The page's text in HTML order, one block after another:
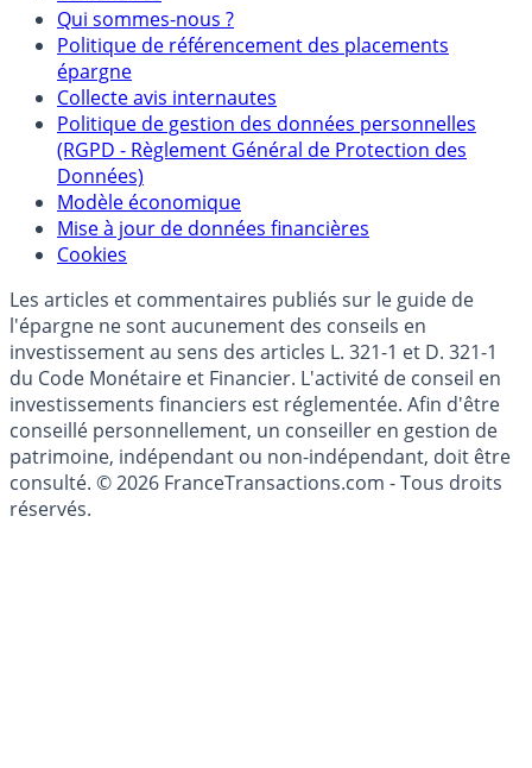
Mentions légales et Conditions d’utilisation
Partenaires
Qui sommes-nous ?
Politique de référencement des placements
épargne
Collecte avis internautes
Politique de gestion des données personnelles
(RGPD - Règlement Général de Protection des
Données)
Modèle économique
Cookies
Les articles et commentaires publiés sur le guide de
l'épargne ne sont aucunement des conseils en
investissement au sens des articles L. 321-1 et D. 321-1
du Code Monétaire et Financier. L'activité de conseil en
investissements financiers est réglementée. Afin d'être
conseillé personnellement, un conseiller en gestion de
patrimoine, indépendant ou non-indépendant, doit être